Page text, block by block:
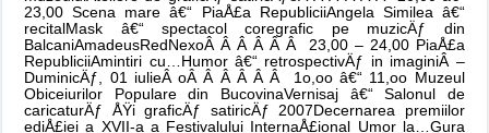
23,00 Scena mare â€“ PiaÅ£a RepubliciiAngela Similea â€“
recitalMask â€“ spectacol coregrafic pe muzicÄƒ din
BalcaniAmadeusRedNexoÂ Â Â Â Â Â 23,00 – 24,00 PiaÅ£a
RepubliciiAmintiri cu…Humor â€“ retrospectivÄƒ in imaginiÂ –
DuminicÄƒ, 01 iulieÂoÂ Â Â Â Â Â 1o,oo â€“ 11,oo Muzeul
Obiceiurilor Populare din BucovinaVernisaj â€“ Salonul de
caricaturÄƒ ÅŸi graficÄƒ satiricÄƒ 2007Decernarea premiilor
ediÅ£iei a XVII-a a Festivalului InternaÅ£ional Umor la…Gura